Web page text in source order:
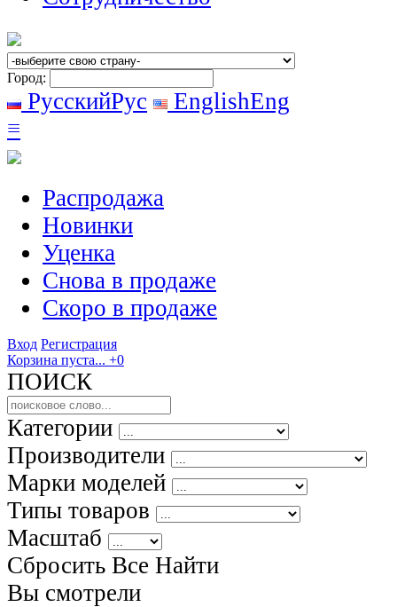
Город:
РусскийРус EnglishEng
≡
Распродажа
Новинки
Уценка
Снова в продаже
Скоро в продаже
Вход Регистрация
Корзина пуста... +0
ПОИСК
Категории
Производители
Марки моделей
Типы товаров
Масштаб
Сбросить Все Найти
Вы смотрели